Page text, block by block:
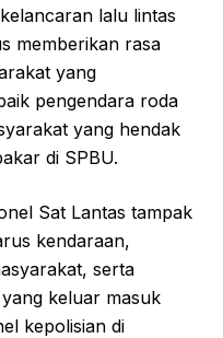
lalu lintas
memberikan rasa
yang
pengendara roda
yang hendak
di SPBU.
Sat Lantas tampak
kendaraan,
serta
keluar masuk
kepolisian di